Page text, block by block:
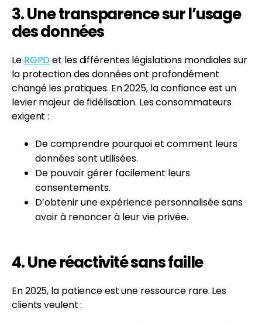
3. Une transparence sur l’usage
des données
Le RGPDet les différentes législations mondiales sur
la protection des données ont profondément
changé les pratiques. En 2025, la confiance est un
levier majeur de fidélisation. Les consommateurs
exigent :
De comprendre pourquoi et comment leurs
données sont utilisées.
De pouvoir gérer facilement leurs
consentements.
D’obtenir une expérience personnalisée sans
avoir à renoncer à leur vie privée.
4. Une réactivité sans faille
En 2025, la patience est une ressource rare. Les
clients veulent :